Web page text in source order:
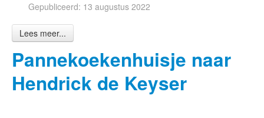
Gepubliceerd: 13 augustus 2022
Lees meer...
Pannekoekenhuisje naar
Hendrick de Keyser